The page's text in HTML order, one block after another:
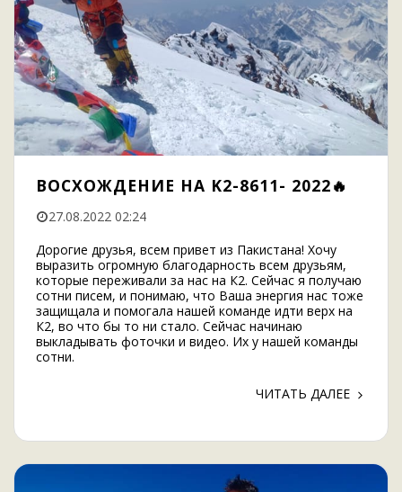
ВОСХОЖДЕНИЕ НА K2-8611- 2022🔥
27.08.2022 02:24
Дорогие друзья, всем привет из Пакистана! Хочу
выразить огромную благодарность всем друзьям,
которые переживали за нас на К2. Сейчас я получаю
сотни писем, и понимаю, что Ваша энергия нас тоже
защищала и помогала нашей команде идти верх на
К2, во что бы то ни стало. Сейчас начинаю
выкладывать фоточки и видео. Их у нашей команды
сотни.
ЧИТАТЬ ДАЛЕЕ